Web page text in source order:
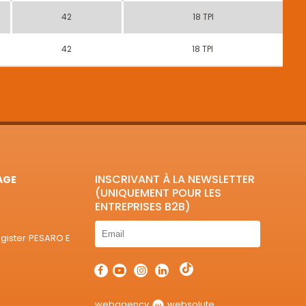
42 18 TPI
42 18 TPI
PESARO E
INSCRIVANT À LA NEWSLETTER
(UNIQUEMENT POUR LES
ENTREPRISES B2B)